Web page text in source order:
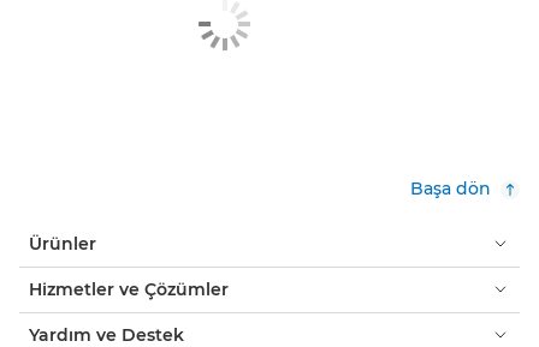
Başa dön
Ürünler
Hizmetler ve Çözümler
Yardım ve Destek